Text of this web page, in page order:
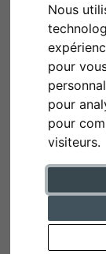
Nous
pour
pour
pour
visiteurs.